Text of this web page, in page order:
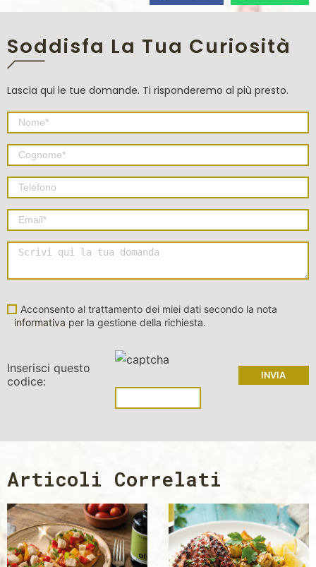
Soddisfa La Tua Curiosità
Lascia qui le tue domande. Ti risponderemo al più presto.
Acconsento al trattamento dei miei dati secondo la nota
informativa per la gestione della richiesta.
Inserisci questo
codice:
Articoli Correlati